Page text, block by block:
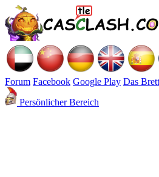
Forum Facebook Google Play Das
Persönlicher Bereich